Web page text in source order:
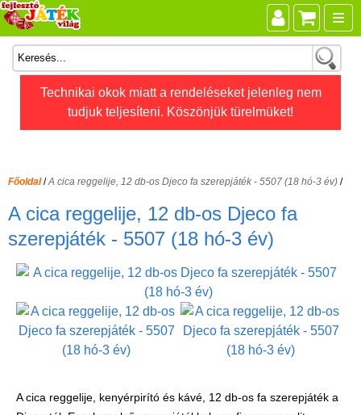
Technikai okok miatt a rendeléseket jelenleg nem
tudjuk teljesíteni. Köszönjük türelmüket!
Főoldal/A cica reggelije, 12 db-os Djeco fa szerepjáték - 5507 (18 hó-3 év) /
A cica reggelije, 12 db-os Djeco fa
szerepjáték - 5507 (18 hó-3 év)
A cica reggelije, kenyérpirító és kávé, 12 db-os fa szerepjáték a
Összes játék
Játékok életkor szerint
Bébijátékok
Építőjáték
Foglalkoztató füzet
Fajátékok
Futóbiciklik, rollerek